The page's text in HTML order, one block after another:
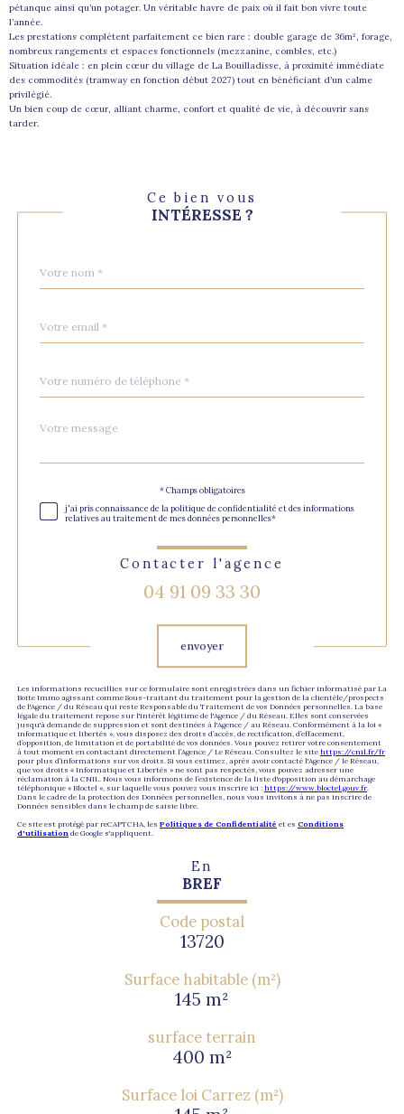
pétanque ainsi qu’un potager. Un véritable havre de paix où il fait bon vivre toute
l’année.
Les prestations complètent parfaitement ce bien rare : double garage de 36m², forage,
nombreux rangements et espaces fonctionnels (mezzanine, combles, etc.)
Situation idéale : en plein cœur du village de La Bouilladisse, à proximité immédiate
des commodités (tramway en fonction début 2027) tout en bénéficiant d’un calme
privilégié.
Un bien coup de cœur, alliant charme, confort et qualité de vie, à découvrir sans
tarder.
Ce bien vous
INTÉRESSE ?
par
*
*
*
Fieldset
Message
*
* Champs obligatoires
j'ai pris connaissance de la politique de confidentialité et des informations
relatives au traitement de mes données personnelles*
Contacter l'agence
04 91 09 33 30
envoyer
Les informations recueillies sur ce formulaire sont enregistrées dans un fichier informatisé par La
Boite Immo agissant comme Sous-traitant du traitement pour la gestion de la clientèle/prospects
de l'Agence / du Réseau qui reste Responsable du Traitement de vos Données personnelles. La base
légale du traitement repose sur l'intérêt légitime de l'Agence / du Réseau. Elles sont conservées
jusqu'à demande de suppression et sont destinées à l'Agence / au Réseau. Conformément à la loi «
informatique et libertés », vous disposez des droits d’accès, de rectification, d’effacement,
d’opposition, de limitation et de portabilité de vos données. Vous pouvez retirer votre consentement
à tout moment en contactant directement l’Agence / Le Réseau. Consultez le site https://cnil.fr/fr
pour plus d’informations sur vos droits. Si vous estimez, après avoir contacté l'Agence / le Réseau,
que vos droits « Informatique et Libertés » ne sont pas respectés, vous pouvez adresser une
réclamation à la CNIL. Nous vous informons de l’existence de la liste d'opposition au démarchage
téléphonique « Bloctel », sur laquelle vous pouvez vous inscrire ici : https://www.bloctel.gouv.fr.
Dans le cadre de la protection des Données personnelles, nous vous invitons à ne pas inscrire de
Données sensibles dans le champ de saisie libre.
Ce site est protégé par reCAPTCHA, les Politiques de Confidentialité et es Conditions
d'utilisation de Google s'appliquent.
En
BREF
Code postal
13720
Surface habitable (m²)
145 m²
surface terrain
400 m²
Surface loi Carrez (m²)